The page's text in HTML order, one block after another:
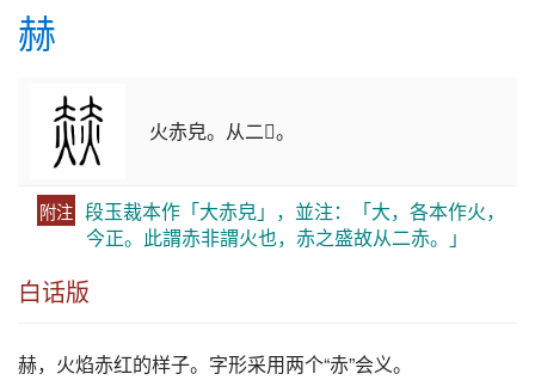
赫
火赤皃。从二𤆍。
附注 段玉裁本作「大赤皃」，並注：「大，各本作火，
今正。此謂赤非謂火也，赤之盛故从二赤。」
白话版
赫，火焰赤红的样子。字形采用两个“赤”会义。